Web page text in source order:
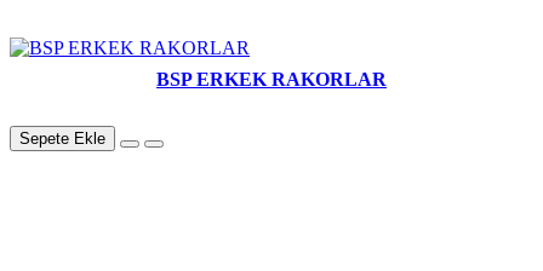
BSP ERKEK RAKORLAR
Sepete Ekle